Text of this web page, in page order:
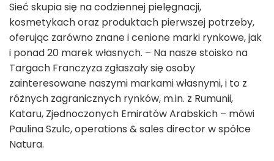
Sieć skupia się na codziennej pielęgnacji,
kosmetykach oraz produktach pierwszej potrzeby,
oferując zarówno znane i cenione marki rynkowe, jak
i ponad 20 marek własnych. – Na nasze stoisko na
Targach Franczyza zgłaszały się osoby
zainteresowane naszymi markami własnymi, i to z
różnych zagranicznych rynków, m.in. z Rumunii,
Kataru, Zjednoczonych Emiratów Arabskich – mówi
Paulina Szulc, operations & sales director w spółce
Natura.